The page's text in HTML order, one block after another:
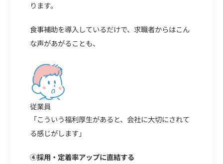
ります。
食事補助を導入しているだけで、求職者からはこん
な声があがることも、
従業員
「こういう福利厚生があると、会社に大切にされて
る感じがします」
④採用・定着率アップに直結する